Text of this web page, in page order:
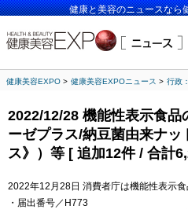
健康と美容のニュースなら
健康美容EXPO 健康美容EXPOニュース 行政
2022/12/28 機能性表示食品
ーゼプラス/納豆菌由来ナッ
ス》）等 [ 追加12件 / 合計
2022年12月28日 消費者庁は機能性表示食
・届出番号／H773